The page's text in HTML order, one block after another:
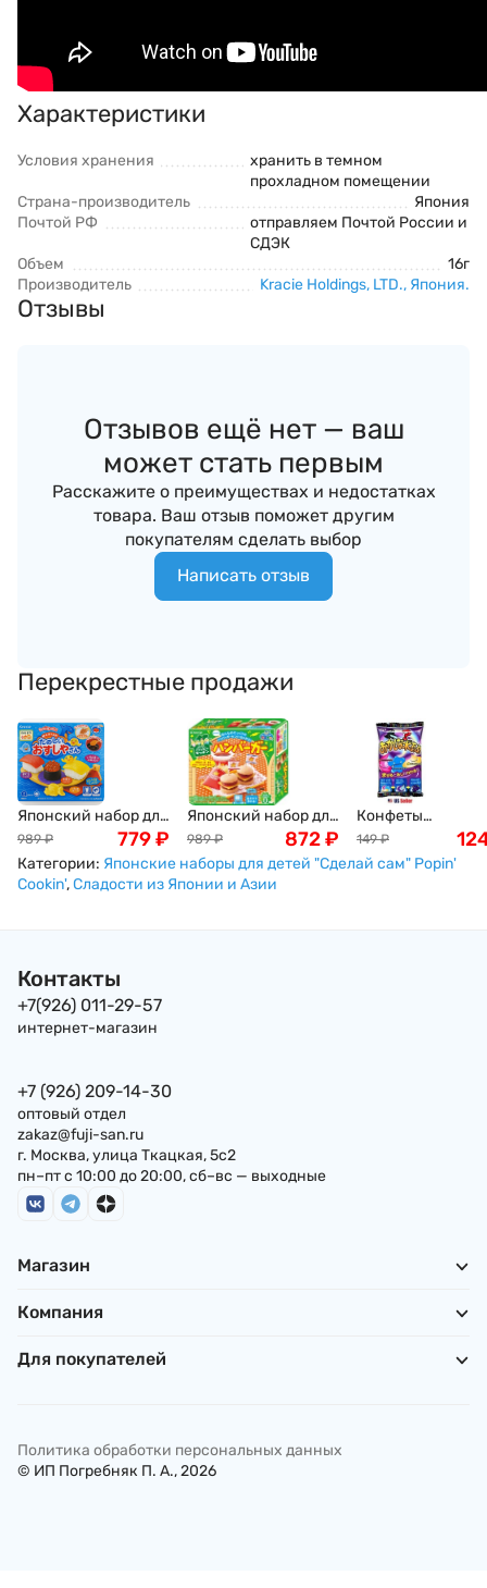
Характеристики
Условия хранения
хранить в темном
прохладном помещении
Страна-производитель
Япония
Почтой РФ
отправляем Почтой России и
СДЭК
Объем
16г
Производитель
Kracie Holdings, LTD., Япония.
Отзывы
Отзывов ещё нет — ваш
может стать первым
Расскажите о преимуществах и недостатках
товара. Ваш отзыв поможет другим
покупателям сделать выбор
Написать отзыв
Перекрестные продажи
Японский набор для
детей "Сделай сам"
суши из порошка
Popin 'Cookin' 28,5г
989 ₽ 779₽
Японский набор для
детей "Сделай сам"
бургеры из порошка
Popin' Cookin'
989 ₽ 872₽
Конфеты
жевательные
Сделай Сам с
виноградным
149 ₽
Категории: Японские наборы для детей "Сделай сам" Popin'
Cookin',Сладости из Японии и Азии
Контакты
+7(926) 011-29-57
интернет-магазин
+7 (926) 209-14-30
оптовый отдел
zakaz@fuji-san.ru
г. Москва, улица Ткацкая, 5с2
пн–пт с 10:00 до 20:00, сб–вс — выходные
Магазин
Компания
Для покупателей
© ИП Погребняк П. А., 2026
Политика обработки персональных данных